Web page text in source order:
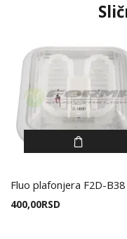
Fluo plafonjera F2D-B38
400,00RSD